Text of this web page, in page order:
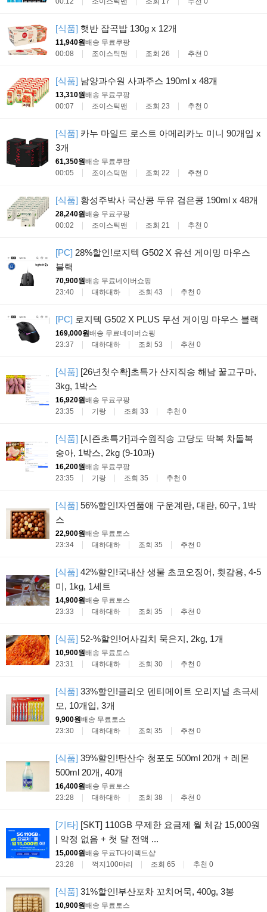
[식품] 햇반 잡곡밥 130g x 12개
11,940원배송 무료쿠팡
00:08
조이스틱맨 조회 26 추천 0
[식품] 남양과수원 사과주스 190ml x 48개
13,310원배송 무료쿠팡
00:07
조이스틱맨 조회 23 추천 0
[식품] 카누 마일드 로스트 아메리카노 미니 90개입 x
3개
61,350원배송 무료쿠팡
00:05
조이스틱맨 조회 22 추천 0
[식품] 황성주박사 국산콩 두유 검은콩 190ml x 48개
28,240원배송 무료쿠팡
00:02
조이스틱맨 조회 21 추천 0
[PC] 28%할인!로지텍 G502 X 유선 게이밍 마우스
블랙
70,900원배송 무료네이버쇼핑
23:40
대하대하 조회 43 추천 0
[PC] 로지텍 G502 X PLUS 무선 게이밍 마우스 블랙
169,000원배송 무료네이버쇼핑
23:37
대하대하 조회 53 추천 0
[식품] [26년첫수확]초특가 산지직송 해남 꿀고구마,
3kg, 1박스
16,920원배송 무료쿠팡
23:35
기랑 조회 33 추천 0
[식품] [시즌초특가]과수원직송 고당도 딱복 차돌복
숭아, 1박스, 2kg (9-10과)
16,200원배송 무료쿠팡
23:35
기랑 조회 35 추천 0
[식품] 56%할인!자연품애 구운계란, 대란, 60구, 1박
스
22,900원배송 무료토스
23:34
대하대하 조회 35 추천 0
[식품] 42%할인!국내산 생물 초코오징어, 횟감용, 4-5
미, 1kg, 1세트
14,900원배송 무료토스
23:33
대하대하 조회 35 추천 0
[식품] 52-%할인!어사김치 묵은지, 2kg, 1개
10,900원배송 무료토스
23:31
대하대하 조회 30 추천 0
[식품] 33%할인!클리오 덴티메이트 오리지널 초극세
모, 10개입, 3개
9,900원배송 무료토스
23:30
대하대하 조회 35 추천 0
[식품] 39%할인!탄산수 청포도 500ml 20개 + 레몬
500ml 20개, 40개
16,400원배송 무료토스
23:28
대하대하 조회 38 추천 0
[기타] [SKT] 110GB 무제한 요금제 월 체감 15,000원
| 약정 없음 + 첫 달 전액 ...
15,000원배송 무료T다이렉트샵
23:28
꺽지100마리 조회 65 추천 0
[식품] 31%할인!부산포차 꼬치어묵, 400g, 3봉
10,900원배송 무료토스